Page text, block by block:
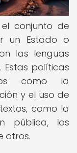
conjunto de
un Estado o
las lenguas
políticas
como la
y el uso de
como la
pública, los
otros.